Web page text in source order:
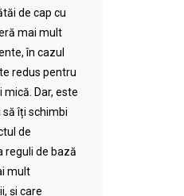
de cap cu
mai mult
în cazul
redus pentru
Dar, este
îți schimbi
de
reguli de bază
mult
și care